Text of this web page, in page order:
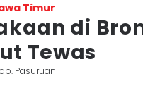
Timur
di
Tewas
Pasuruan